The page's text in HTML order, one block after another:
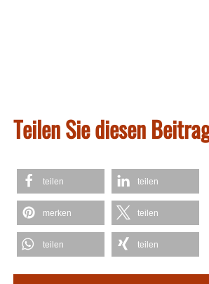
Teilen Sie diesen
teilen teilen
merken teilen
teilen teilen